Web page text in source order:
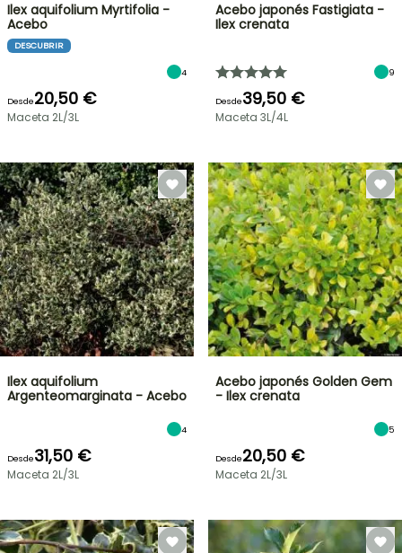
Ilex aquifolium Myrtifolia -
Acebo
DESCUBRIR
4
Desde20,50 €
Maceta 2L/3L
Acebo japonés Fastigiata -
Ilex crenata
9
Desde39,50 €
Maceta 3L/4L
Ilex aquifolium
Argenteomarginata - Acebo
4
Desde31,50 €
Maceta 2L/3L
Acebo japonés Golden Gem
- Ilex crenata
5
Desde20,50 €
Maceta 2L/3L